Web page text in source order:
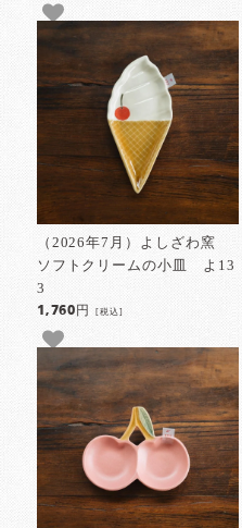
（2026年7月）よしざわ窯
ソフトクリームの小皿 よ13
3
1,760円[税込]